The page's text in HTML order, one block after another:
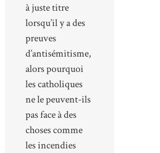
à juste titre
lorsqu’il y a des
preuves
d’antisémitisme,
alors pourquoi
les catholiques
ne le peuvent-ils
pas face à des
choses comme
les incendies